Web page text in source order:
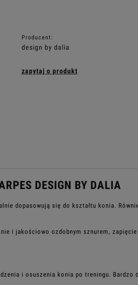
Producent:
design by dalia
zapytaj o produkt
DESIGN BY DALIA
dopasowują się do kształtu konia.
i jakościowo ozdobnym sznurem,
i osuszenia konia po treningu. Bardzo